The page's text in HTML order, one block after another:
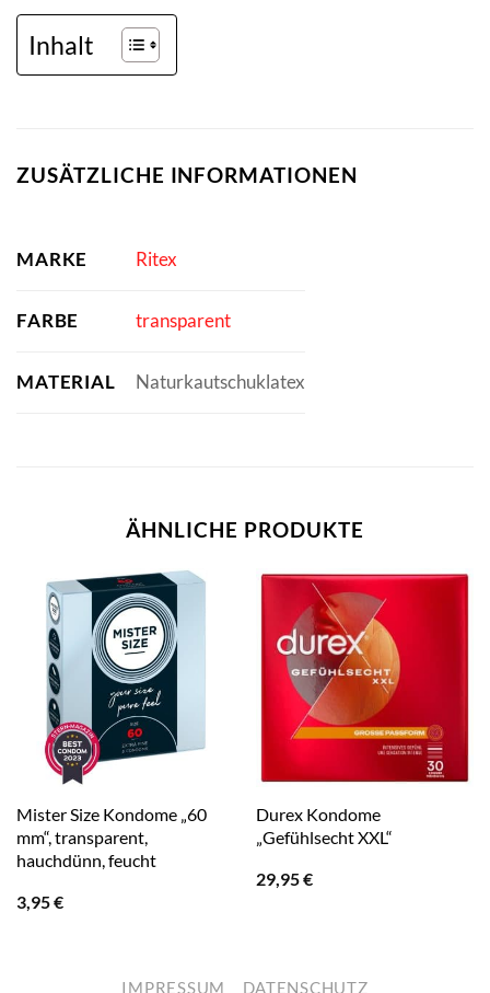
Inhalt
ZUSÄTZLICHE INFORMATIONEN
MARKE Ritex
FARBE transparent
MATERIAL Naturkautschuklatex
ÄHNLICHE PRODUKTE
Mister Size Kondome „60
mm“, transparent,
hauchdünn, feucht
3,95€
Durex Kondome
„Gefühlsecht XXL“
29,95€
IMPRESSUM DATENSCHUTZ